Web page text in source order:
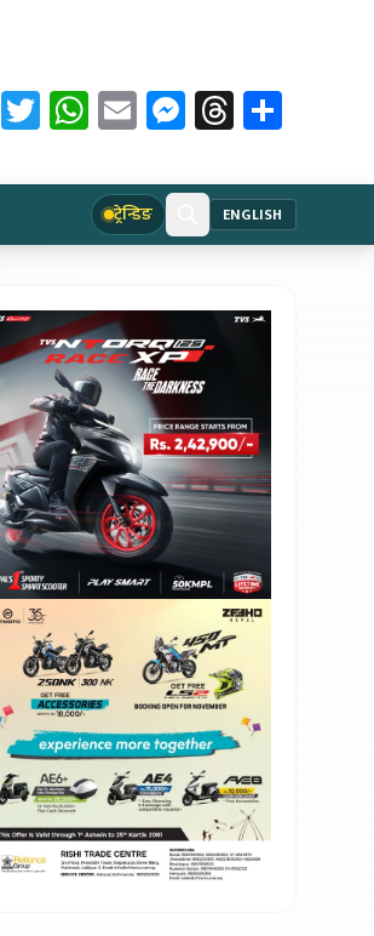
Facebook
Twitter
WhatsApp
EmailMessenger
Threads
ट्रेन्डिङ ENGLISH